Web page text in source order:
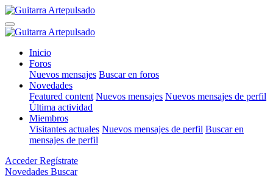
Inicio
Foros
Nuevos mensajes Buscar en foros
Novedades
Featured content Nuevos mensajes Nuevos mensajes de perfil
Última actividad
Miembros
Visitantes actuales Nuevos mensajes de perfil Buscar en
mensajes de perfil
Acceder Regístrate
Novedades Buscar